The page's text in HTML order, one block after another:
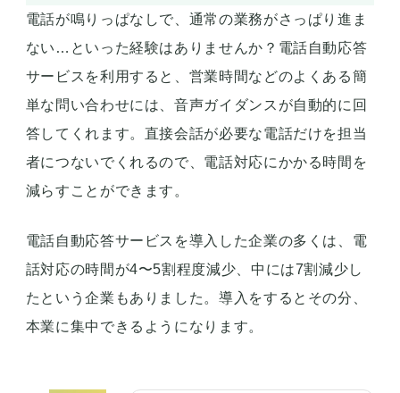
電話が鳴りっぱなしで、通常の業務がさっぱり進ま
ない…といった経験はありませんか？電話自動応答
サービスを利用すると、営業時間などのよくある簡
単な問い合わせには、音声ガイダンスが自動的に回
答してくれます。直接会話が必要な電話だけを担当
者につないでくれるので、電話対応にかかる時間を
減らすことができます。
電話自動応答サービスを導入した企業の多くは、電
話対応の時間が4〜5割程度減少、中には7割減少し
たという企業もありました。導入をするとその分、
本業に集中できるようになります。